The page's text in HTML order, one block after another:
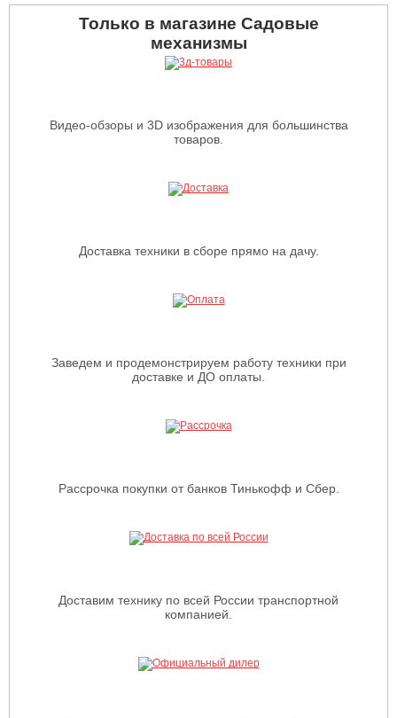
Только в магазине Садовые
механизмы
Видео-обзоры и 3D изображения для большинства
товаров.
Доставка техники в сборе прямо на дачу.
Заведем и продемонстрируем работу техники при
доставке и ДО оплаты.
Рассрочка покупки от банков Тинькофф и Сбер.
Доставим технику по всей России транспортной
компанией.